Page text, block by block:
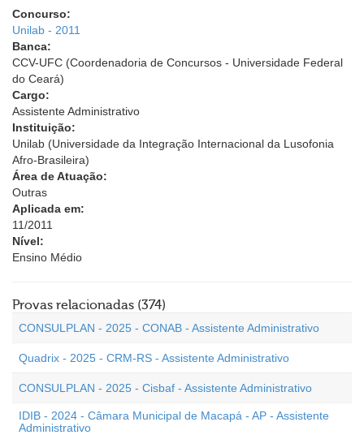
Concurso:
Unilab - 2011
Banca:
CCV-UFC (Coordenadoria de Concursos - Universidade Federal
do Ceará)
Cargo:
Assistente Administrativo
Instituição:
Unilab (Universidade da Integração Internacional da Lusofonia
Afro-Brasileira)
Área de Atuação:
Outras
Aplicada em:
11/2011
Nível:
Ensino Médio
Provas relacionadas (374)
CONSULPLAN - 2025 - CONAB - Assistente Administrativo
Quadrix - 2025 - CRM-RS - Assistente Administrativo
CONSULPLAN - 2025 - Cisbaf - Assistente Administrativo
IDIB - 2024 - Câmara Municipal de Macapá - AP - Assistente
Administrativo